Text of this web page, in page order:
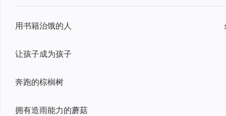
用书籍治饿的人
让孩子成为孩子
奔跑的棕榈树
拥有造雨能力的蘑菇